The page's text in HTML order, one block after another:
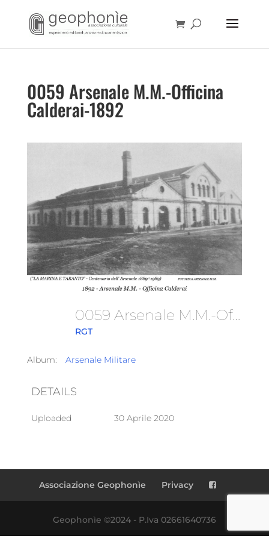
0059 Arsenale M.M.-Officina
Calderai-1892
0059 Arsenale M.M.-Officina Calderai-1892
RGT
Album: Arsenale Militare
DETAILS
Uploaded 30 Aprile 2020
Associazione Geophonìe Privacy
Geophonìe ©2024 - P.Iva 02661640736